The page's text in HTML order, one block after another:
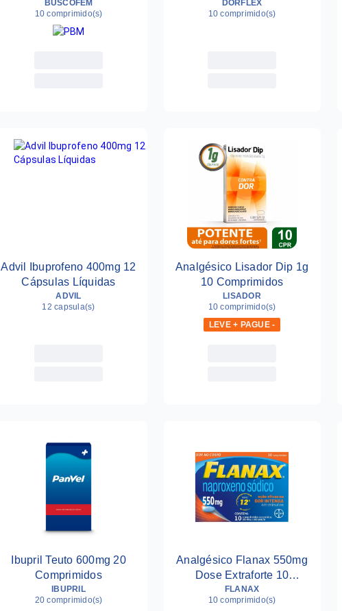
Cápsulas
BUSCOFEM
10 comprimido(s)
DORFLEX
10 comprimido(s)
Advil Ibuprofeno 400mg 12
Cápsulas Líquidas
ADVIL
12 capsula(s)
Analgésico Lisador Dip 1g
10 Comprimidos
LISADOR
10 comprimido(s)
LEVE + PAGUE -
Ibupril Teuto 600mg 20
Comprimidos
IBUPRIL
20 comprimido(s)
Analgésico Flanax 550mg
Dose Extraforte 10
Comprimidos Revestidos
FLANAX
10 comprimido(s)